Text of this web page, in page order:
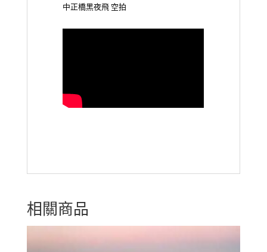
中正橋黑夜飛 空拍
相關商品